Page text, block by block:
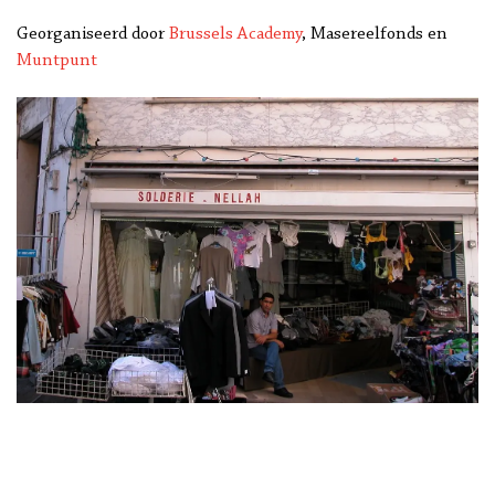
Georganiseerd doorBrussels Academy, Masereelfonds en
Muntpunt